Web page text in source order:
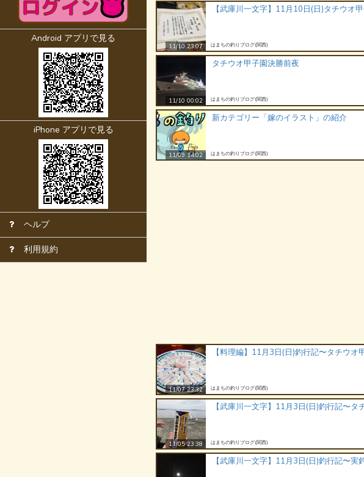
Android アプリで見る
iPhone アプリで見る
ヘルプ
利用規約
11/10 23:07
【武庫川一文字】11月10日(日)タチウオ
はまちの釣りブログ(関西)
11/10 00:02
タチウオ甲子園決勝前夜
はまちの釣りブログ(関西)
11/09 14:02
新カテゴリー「嫁のイラスト」の紹介
はまちの釣りブログ(関西)
11/07 23:32
【料理編】11月3日(日)釣行記〜タチウ
はまちの釣りブログ(関西)
11/05 23:38
【武庫川一文字】11月3日(日)釣行記〜
はまちの釣りブログ(関西)
【武庫川一文字】11月3日(日)釣行記〜実